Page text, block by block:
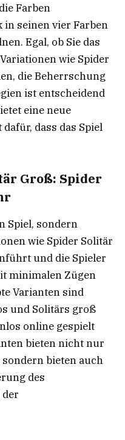
Farben
in seinen vier Farben
Egal, ob Sie das
wie Spider
die Beherrschung
ist entscheidend
eine neue
dass das Spiel
Groß: Spider
Spiel, sondern
wie Spider Solitär
und die Spieler
minimalen Zügen
Varianten sind
und Solitärs groß
online gespielt
bieten nicht nur
bieten auch
des